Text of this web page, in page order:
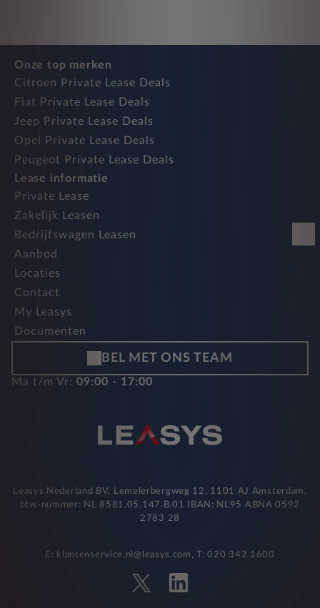
Onze top merken
Citroen Private Lease Deals
Fiat Private Lease Deals
Jeep Private Lease Deals
Opel Private Lease Deals
Peugeot Private Lease Deals
Lease informatie
Private Lease
Zakelijk Leasen
Bedrijfswagen Leasen
Aanbod
Locaties
Contact
My Leasys
Documenten
BEL MET ONS TEAM
Ma t/m Vr: 09:00 - 17:00
Leasys Nederland BV, Lemelerbergweg 12, 1101 AJ Amsterdam,
btw-nummer: NL 8581.05.147.B.01 IBAN: NL95 ABNA 0592
2783 28
E: klantenservice.nl@leasys.com, T: 020 342 1600